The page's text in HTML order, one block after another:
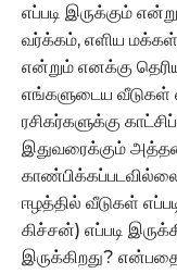
எப்படி இருக்கும்
வர்க்கம், எளிய மக்கள்
என்றும் எனக்கு
எங்களுடைய வீடுகள்
ரசிகர்களுக்கு
இதுவரைக்கும்
ஈழத்தில் வீடுகள்
கிச்சன்) எப்படி
இருக்கிறது?